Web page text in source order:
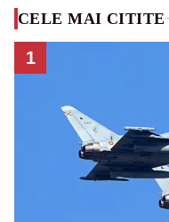
CELE MAI CITITE
1